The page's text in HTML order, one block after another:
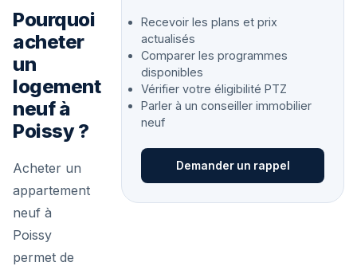
Pourquoi
acheter
un
logement
neuf à
Poissy ?
Acheter un
appartement
neuf à
Poissy
permet de
Recevoir les plans et prix
actualisés
Comparer les programmes
disponibles
Vérifier votre éligibilité PTZ
Parler à un conseiller immobilier
neuf
Demander un rappel